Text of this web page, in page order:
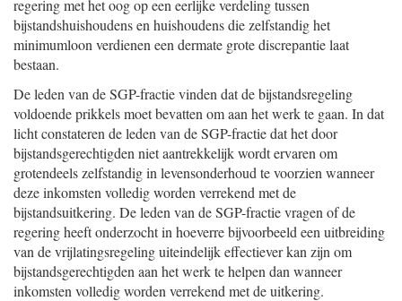
regering met het oog op een eerlijke verdeling tussen
bijstandshuishoudens en huishoudens die zelfstandig het
minimumloon verdienen een dermate grote discrepantie laat
bestaan.
De leden van de SGP-fractie vinden dat de bijstandsregeling
voldoende prikkels moet bevatten om aan het werk te gaan. In dat
licht constateren de leden van de SGP-fractie dat het door
bijstandsgerechtigden niet aantrekkelijk wordt ervaren om
grotendeels zelfstandig in levensonderhoud te voorzien wanneer
deze inkomsten volledig worden verrekend met de
bijstandsuitkering. De leden van de SGP-fractie vragen of de
regering heeft onderzocht in hoeverre bijvoorbeeld een uitbreiding
van de vrijlatingsregeling uiteindelijk effectiever kan zijn om
bijstandsgerechtigden aan het werk te helpen dan wanneer
inkomsten volledig worden verrekend met de uitkering.